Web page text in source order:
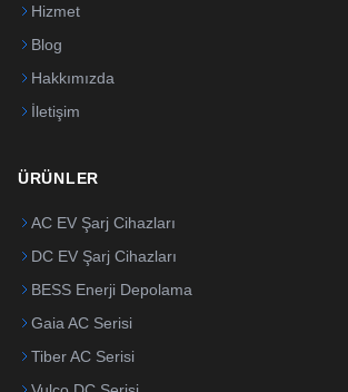
Hizmet
Blog
Hakkımızda
İletişim
ÜRÜNLER
AC EV Şarj Cihazları
DC EV Şarj Cihazları
BESS Enerji Depolama
Gaia AC Serisi
Tiber AC Serisi